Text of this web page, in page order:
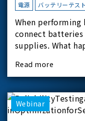
電源 バッテリーテスト
When
connect
supplies. What
experimental
applicati
Read more
Webinar